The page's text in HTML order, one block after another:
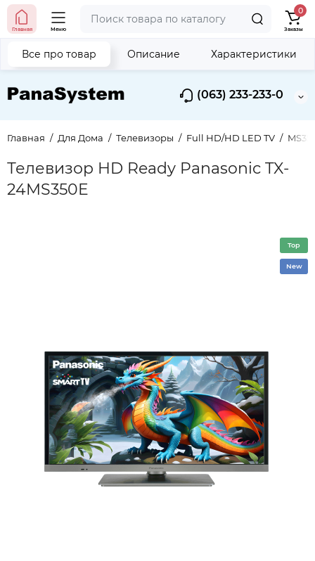
(063) 233-233-0
Главная Меню
0
Заказы
Главная Для Дома Телевизоры Full HD/HD LED TV
Телевизор HD Ready Panasonic TX-
24MS350E
Все про товар Описание Характеристики
Top
New